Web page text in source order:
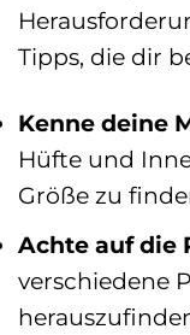
Tipps, die dir
Kenne deine
Hüfte und
Größe zu
Achte auf die
verschiedene